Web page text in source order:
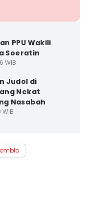
PPU Wakili
Soeratin
WIB
Judol di
Nekat
Nasabah
WIB